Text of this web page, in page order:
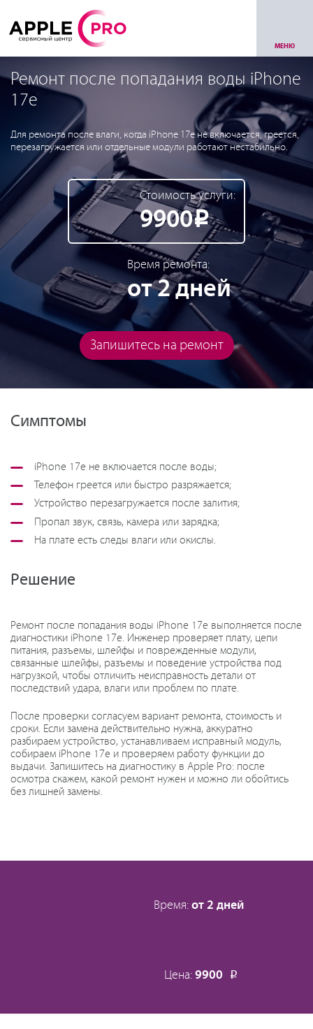
МЕНЮ
Ремонт после попадания воды iPhone
17e
Для ремонта после влаги, когда iPhone 17e не включается, греется,
перезагружается или отдельные модули работают нестабильно.
Стоимость услуги:
9900Р
Время ремонта:
от 2 дней
Запишитесь на ремонт
Симптомы
iPhone 17e не включается после воды;
Телефон греется или быстро разряжается;
Устройство перезагружается после залития;
Пропал звук, связь, камера или зарядка;
На плате есть следы влаги или окислы.
Решение
Ремонт после попадания воды iPhone 17e выполняется после
диагностики iPhone 17e. Инженер проверяет плату, цепи
питания, разъемы, шлейфы и поврежденные модули,
связанные шлейфы, разъемы и поведение устройства под
нагрузкой, чтобы отличить неисправность детали от
последствий удара, влаги или проблем по плате.
После проверки согласуем вариант ремонта, стоимость и
сроки. Если замена действительно нужна, аккуратно
разбираем устройство, устанавливаем исправный модуль,
собираем iPhone 17e и проверяем работу функции до
выдачи. Запишитесь на диагностику в Apple Pro: после
осмотра скажем, какой ремонт нужен и можно ли обойтись
без лишней замены.
Время: от 2 дней
Цена: 9900 Р